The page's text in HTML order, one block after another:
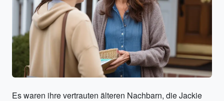
Es waren ihre vertrauten älteren Nachbarn, die Jackie